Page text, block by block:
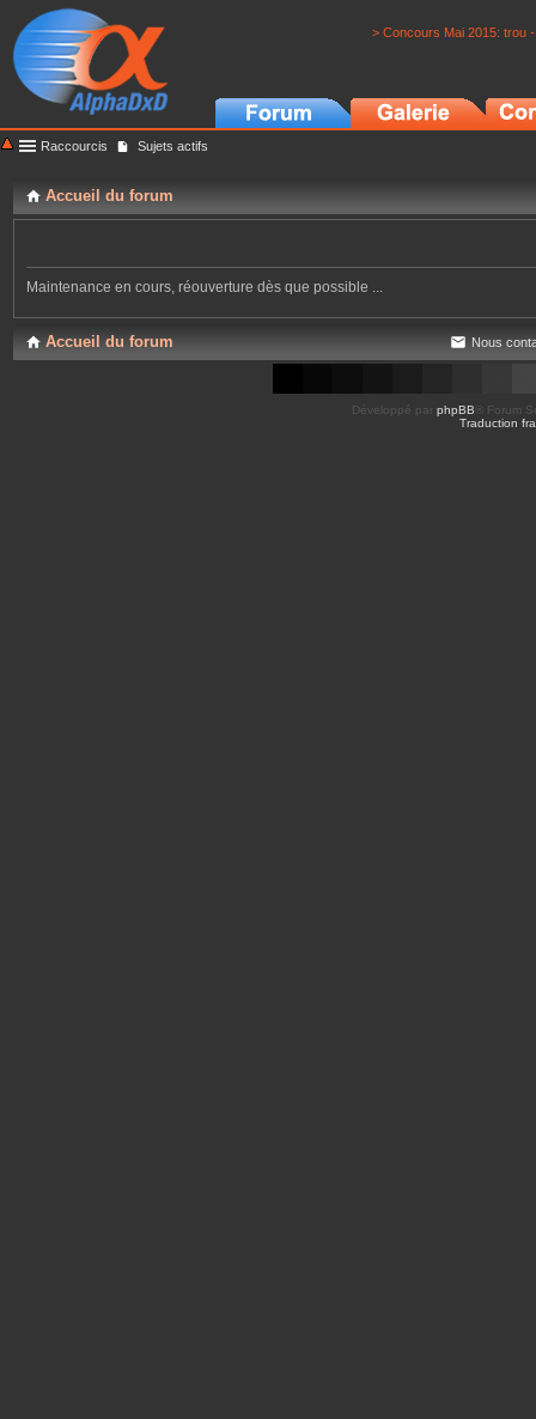
> Concours Mai 2015: trou
Raccourcis Sujets actifs
Accueil du forum
Maintenance en cours, réouverture dès que possible ...
Accueil du forum Nous
Développé par phpBB ® Forum
Traduction